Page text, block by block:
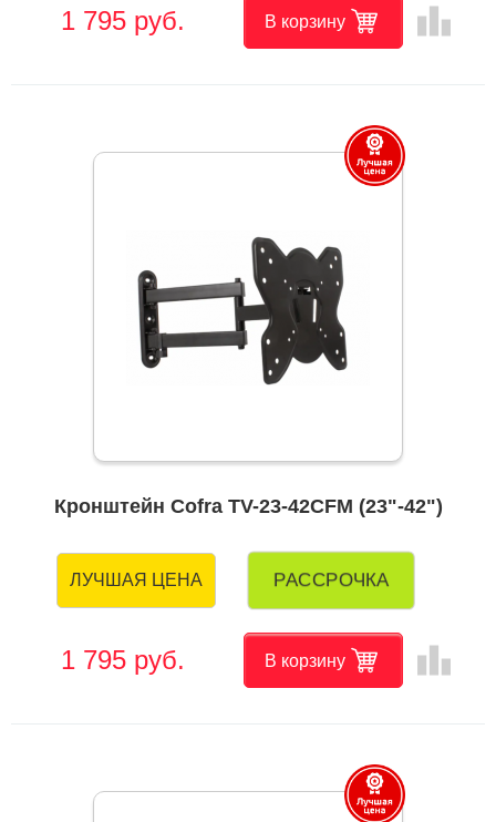
1 795 руб. В корзину leaderboard
Кронштейн Cofra TV-23-42CFM (23"-42")
ЛУЧШАЯ ЦЕНА РАССРОЧКА
1 795 руб. В корзину leaderboard